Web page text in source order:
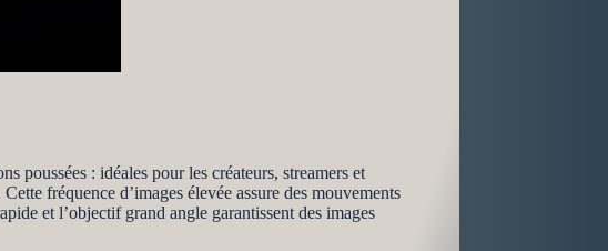
poussées : idéales pour les créateurs, streamers et
fréquence d’images élevée assure des mouvements
et l’objectif grand angle garantissent des images